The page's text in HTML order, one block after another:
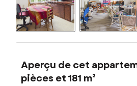
Aperçu de cet
pièces et 181 m²